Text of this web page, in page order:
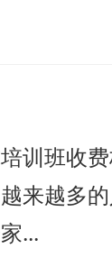
训班收
来越多
...